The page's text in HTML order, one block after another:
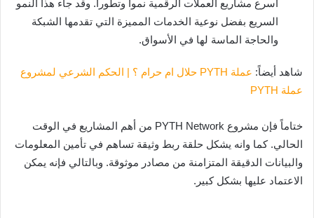
أسرع مشاريع العملات الرقمية نمواً وتطوراً. وقد جاء هذا النمو
السريع بفضل نوعية الخدمات المميزة التي تقدمها الشبكة
والحاجة الماسة لها في الأسواق.
شاهد أيضاً:
عملة PYTH حلال ام حرام ؟ | الحكم الشرعي لمشروع
عملة PYTH
ختاماً فإن مشروع PYTH Network من أهم المشاريع في الوقت
الحالي. كما وانه يشكل حلقة ربط وثيقة تساهم في تأمين المعلومات
والبيانات الدقيقة المتزامنة من مصادر موثوقة. وبالتالي فإنه يمكن
الاعتماد عليها بشكل كبير.